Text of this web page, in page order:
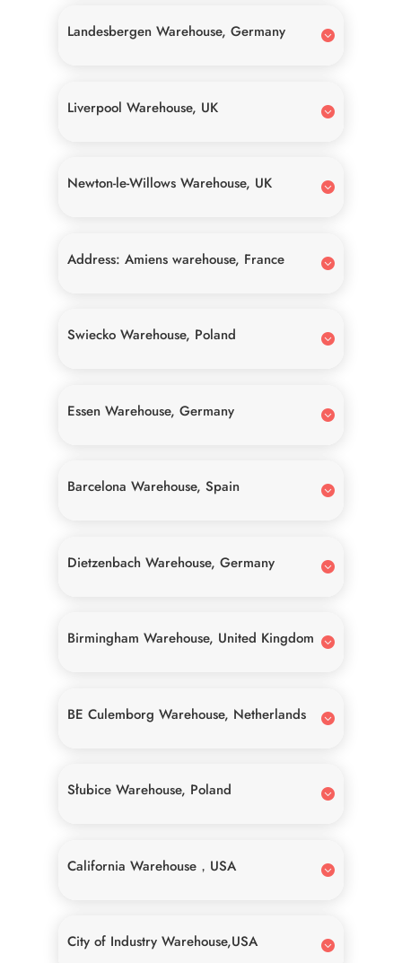
Landesbergen Warehouse, Germany
Liverpool Warehouse, UK
Newton-le-Willows Warehouse, UK
Address: Amiens warehouse, France
Swiecko Warehouse, Poland
Essen Warehouse, Germany
Barcelona Warehouse, Spain
Dietzenbach Warehouse, Germany
Birmingham Warehouse, United Kingdom
BE Culemborg Warehouse, Netherlands
Słubice Warehouse, Poland
California Warehouse，USA
City of Industry Warehouse,USA